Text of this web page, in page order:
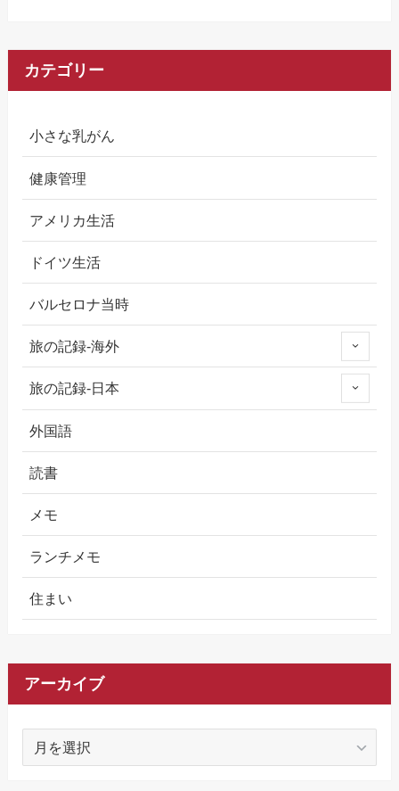
カテゴリー
小さな乳がん
健康管理
アメリカ生活
ドイツ生活
バルセロナ当時
旅の記録-海外
旅の記録-日本
外国語
読書
メモ
ランチメモ
住まい
アーカイブ